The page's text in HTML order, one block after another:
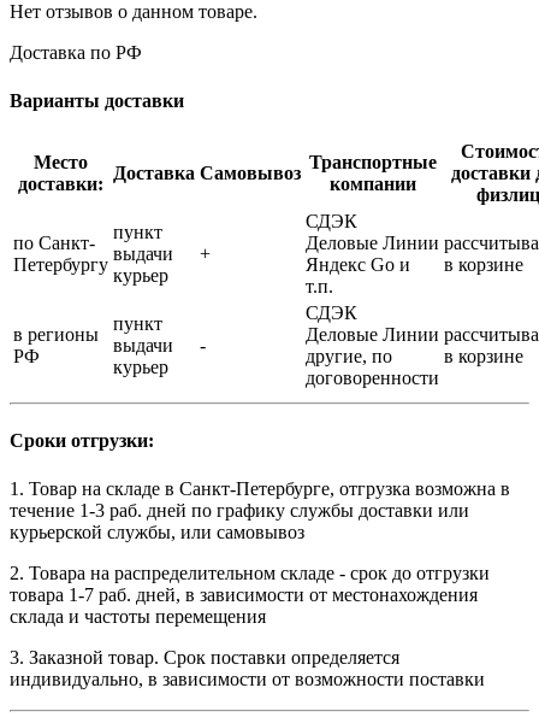
Нет отзывов о данном товаре.
Доставка по РФ
Варианты доставки
Место
доставки:
Доставка Самовывоз
Транспортные
компании
доставки
физлиц
по Санкт-
Петербургу
пункт
выдачи
курьер
+
СДЭК
Деловые Линии
Яндекс Go и
т.п.
в корзине
в регионы
РФ
пункт
выдачи
курьер
-
СДЭК
Деловые Линии
другие, по
договоренности
в корзине
Сроки отгрузки:
1. Товар на складе в Санкт-Петербурге, отгрузка возможна в
течение 1-3 раб. дней по графику службы доставки или
курьерской службы, или самовывоз
2. Товара на распределительном складе - срок до отгрузки
товара 1-7 раб. дней, в зависимости от местонахождения
склада и частоты перемещения
3. Заказной товар. Срок поставки определяется
индивидуально, в зависимости от возможности поставки